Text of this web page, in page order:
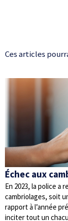
Ces articles
Échec aux
En 2023, la police a
cambriolages, soit
rapport à l’année
inciter tout un